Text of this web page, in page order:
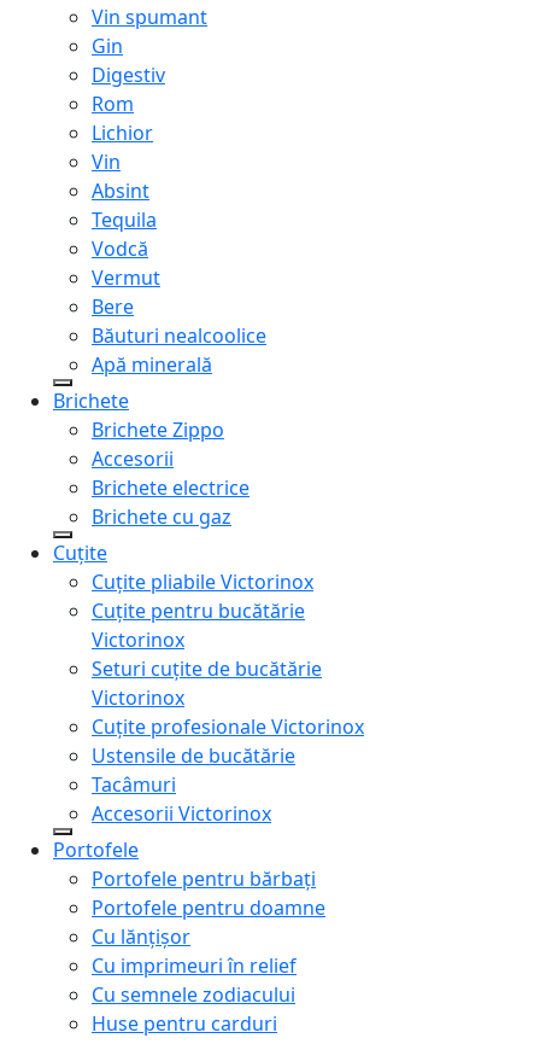
Vin spumant
Gin
Digestiv
Rom
Lichior
Vin
Absint
Tequila
Vodcă
Vermut
Bere
Băuturi nealcoolice
Apă minerală
Brichete
Brichete Zippo
Accesorii
Brichete electrice
Brichete cu gaz
Cuțite
Cuțite pliabile Victorinox
Cuțite pentru bucătărie
Victorinox
Seturi cuțite de bucătărie
Victorinox
Cuțite profesionale Victorinox
Ustensile de bucătărie
Tacâmuri
Accesorii Victorinox
Portofele
Portofele pentru bărbați
Portofele pentru doamne
Cu lănțișor
Cu imprimeuri în relief
Cu semnele zodiacului
Huse pentru carduri